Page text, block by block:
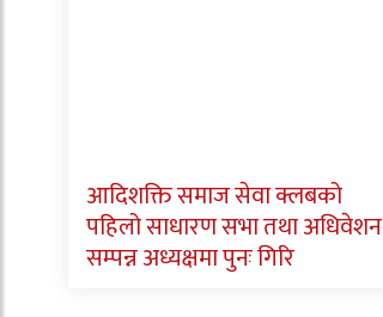
आदिशक्ति समाज सेवा क्लबको
पहिलो साधारण सभा तथा अधिवेशन
सम्पन्न अध्यक्षमा पुनः गिरि